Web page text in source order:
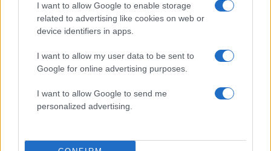
I want to allow Google to enable storage
related to advertising like cookies on web or
device identifiers in apps.
I want to allow my user data to be sent to
Google for online advertising purposes.
I want to allow Google to send me
personalized advertising.
Marfin: Η 46χρονη πήρε προθεσμία για να
απολογηθεί την Τρίτη – «Είναι αθώα,
συμμετείχε στη διαδήλωση όπως και
Σίντνεϊ Τάουλ: Πέθανε σε ηλικία 26 ετών η
σταρ του TikTok – Kατέγραφε τη ζωή της
Μεταφορές χρημάτων: Πότε μπορεί να
θεωρηθούν δωρεές και να επιβληθεί φόρος
Κυψέλη: «Δεν μπορώ να το πιστέψω» –